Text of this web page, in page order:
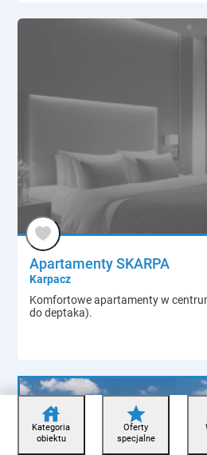
Apartamenty SKARPA
Karpacz
Komfortowe apartamenty w
do deptaka).
house
Kategoria
obiektu
star
Oferty
specjalne